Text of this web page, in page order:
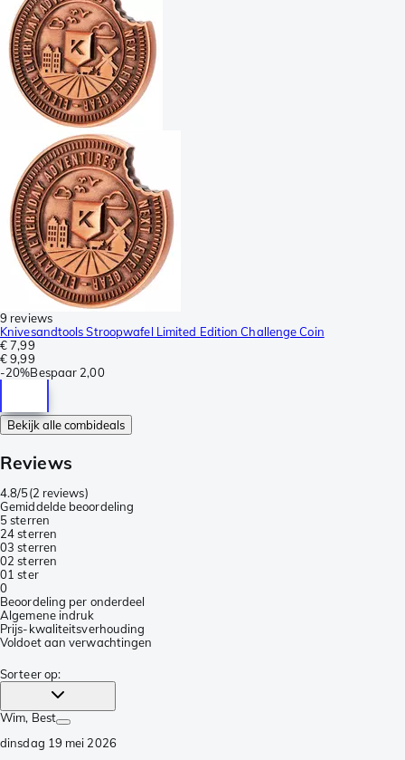
9 reviews
Knivesandtools Stroopwafel Limited Edition Challenge Coin
€ 7,99
€ 9,99
-20%Bespaar 2,00
Bekijk alle combideals
Reviews
4.8/5(2 reviews)
Gemiddelde beoordeling
5 sterren
24 sterren
03 sterren
02 sterren
01 ster
0
Beoordeling per onderdeel
Algemene indruk
Prijs-kwaliteitsverhouding
Voldoet aan verwachtingen
Sorteer op:
Wim, Best
dinsdag 19 mei 2026